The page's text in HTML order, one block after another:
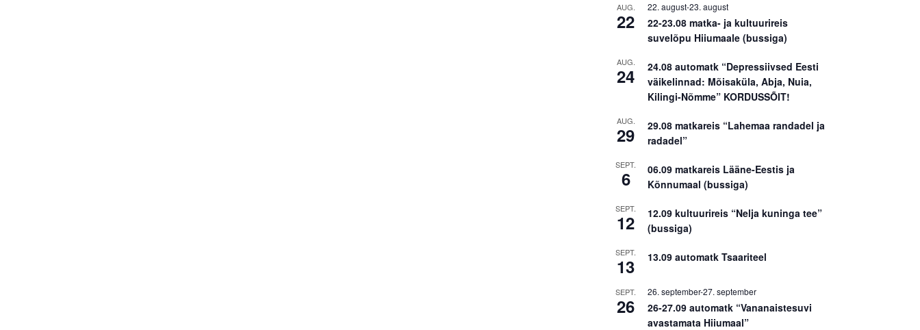
AUG.
22
22. august-23. august
22-23.08 matka- ja kultuurireis
suvelõpu Hiiumaale (bussiga)
AUG.
24
24.08 automatk “Depressiivsed Eesti
väikelinnad: Mõisaküla, Abja, Nuia,
Kilingi-Nõmme” KORDUSSÕIT!
AUG.
29
29.08 matkareis “Lahemaa randadel ja
radadel”
SEPT.
6
06.09 matkareis Lääne-Eestis ja
Kõnnumaal (bussiga)
SEPT.
12
12.09 kultuurireis “Nelja kuninga tee”
(bussiga)
SEPT.
13 13.09 automatk Tsaariteel
SEPT.
26
26. september-27. september
26-27.09 automatk “Vananaistesuvi
avastamata Hiiumaal”